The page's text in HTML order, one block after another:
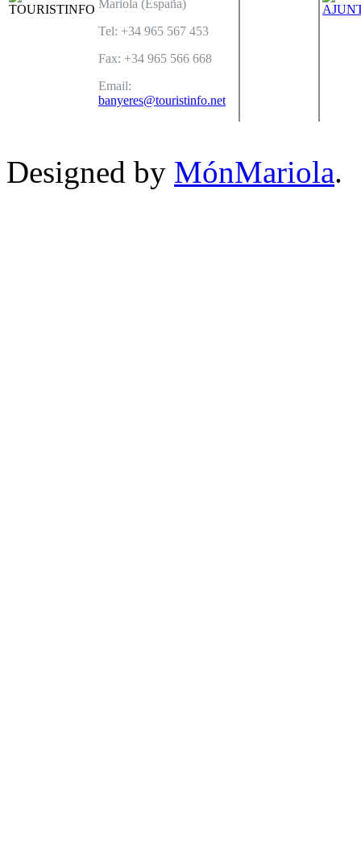
Mariola (España)
Tel: +34 965 567 453
Fax: +34 965 566 668
Email:
banyeres@touristinfo.net
Designed by MónMariola.